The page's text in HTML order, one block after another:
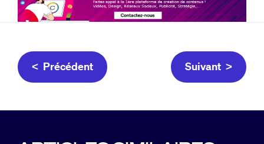
< Précédent Suivant >